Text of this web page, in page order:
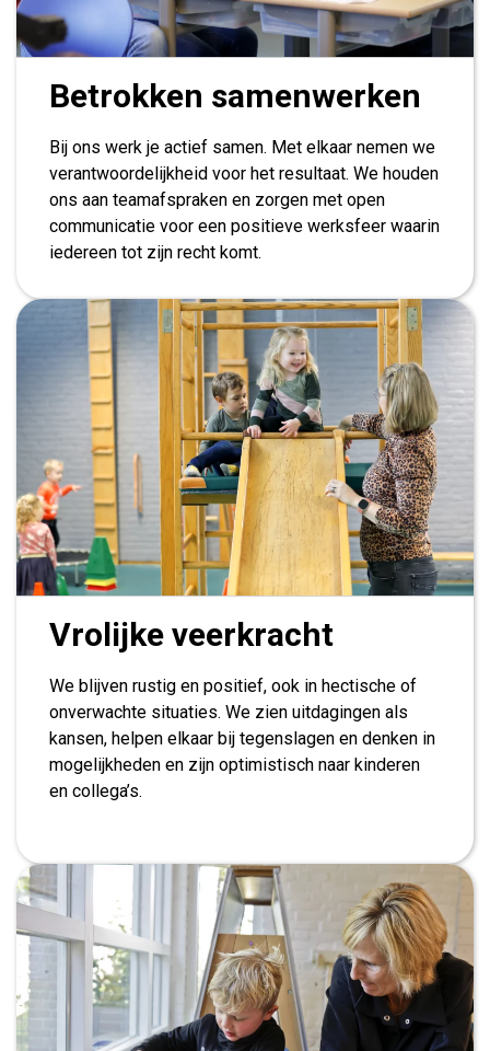
Betrokken samenwerken
Bij ons werk je actief samen. Met elkaar nemen we
verantwoordelijkheid voor het resultaat. We houden
ons aan teamafspraken en zorgen met open
communicatie voor een positieve werksfeer waarin
iedereen tot zijn recht komt.
Vrolijke veerkracht
We blijven rustig en positief, ook in hectische of
onverwachte situaties. We zien uitdagingen als
kansen, helpen elkaar bij tegenslagen en denken in
mogelijkheden en zijn optimistisch naar kinderen
en collega’s.